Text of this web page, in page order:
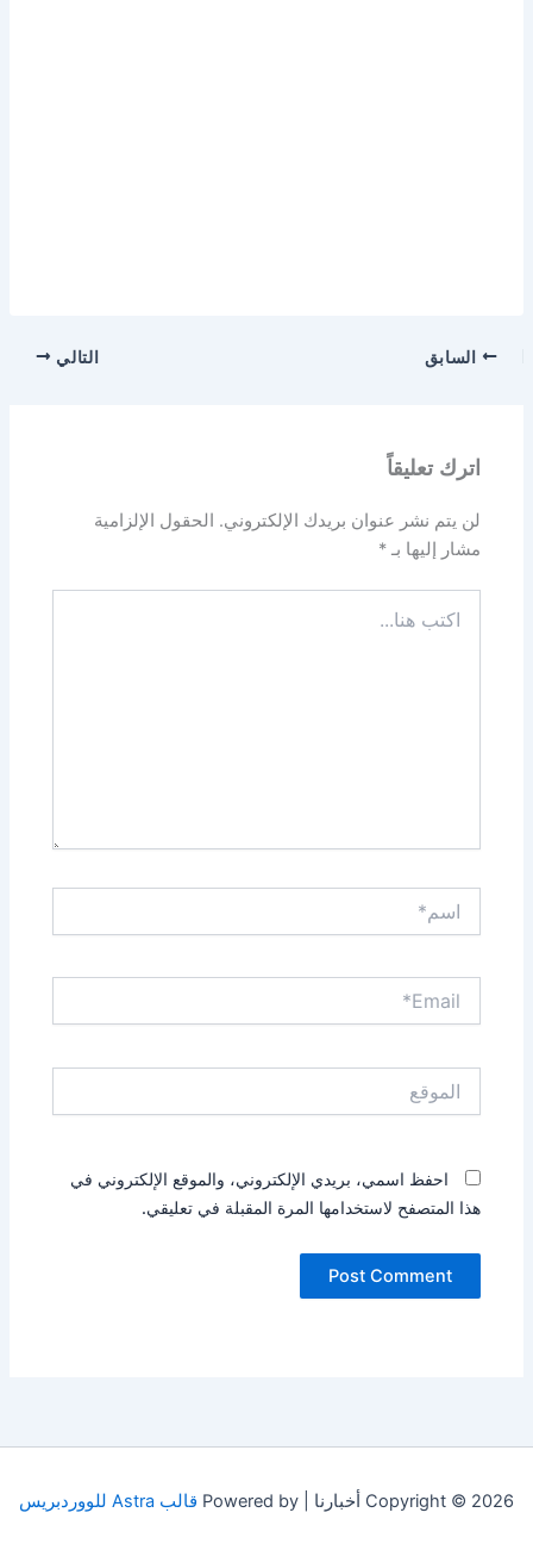
السابق التالي
اترك تعليقاً
لن يتم نشر عنوان بريدك الإلكتروني. الحقول الإلزامية
مشار إليها بـ*
هنا...
احفظ اسمي، بريدي الإلكتروني، والموقع الإلكتروني في
هذا المتصفح لاستخدامها المرة المقبلة في تعليقي.
Copyright © 2026 أخبارنا | Powered by قالب Astra للووردبريس